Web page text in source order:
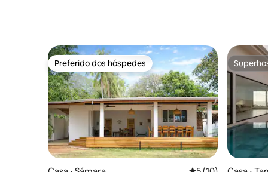
Preferido dos hóspedes
Preferido dos hóspedes